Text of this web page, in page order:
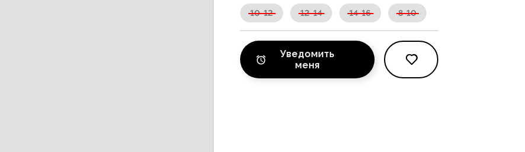
10-12 12-14 14-16 8-10
Уведомить
меня